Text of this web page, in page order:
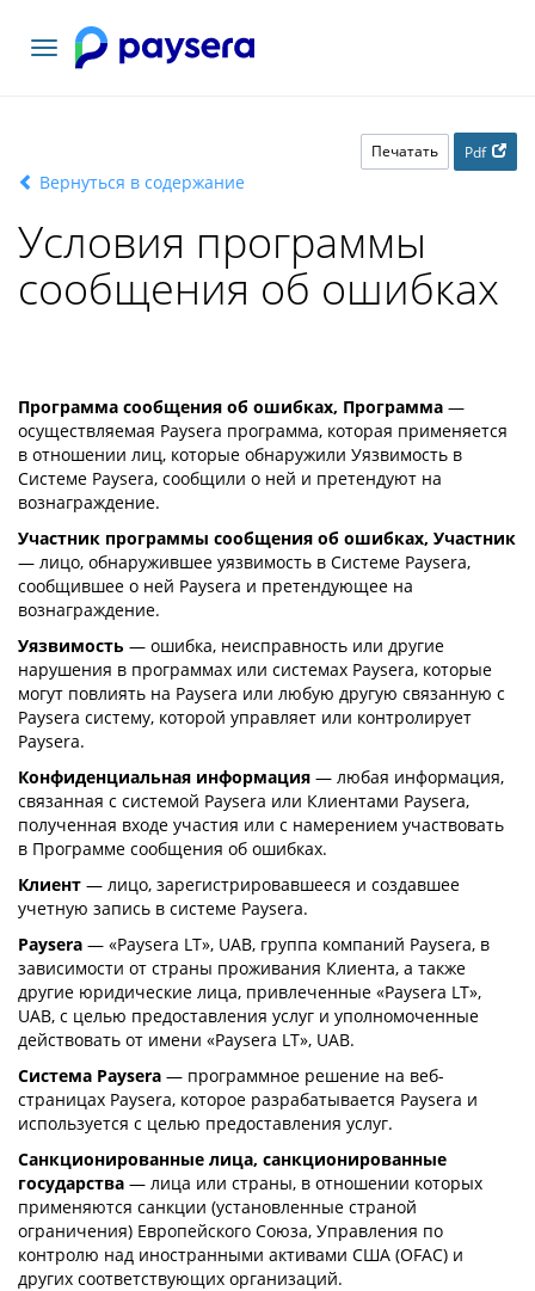
Toggle
navigation
Печатать Pdf
Вернуться в содержание
Условия программы
сообщения об ошибках
Программа сообщения об ошибках, Программа —
осуществляемая Paysera программа, которая применяется
в отношении лиц, которые обнаружили Уязвимость в
Cистеме Paysera, сообщили о ней и претендуют на
вознаграждение.
Участник программы сообщения об ошибках, Участник
— лицо, обнаружившее уязвимость в Системе Paysera,
сообщившее о ней Paysera и претендующее на
вознаграждение.
Уязвимость — ошибка, неисправность или другие
нарушения в программах или системах Paysera, которые
могут повлиять на Paysera или любую другую связанную с
Paysera систему, которой управляет или контролирует
Paysera.
Конфиденциальная информация — любая информация,
связанная с системой Paysera или Клиентами Paysera,
полученная входе участия или с намерением участвовать
в Программе сообщения об ошибках.
Клиент — лицо, зарегистрировавшееся и создавшее
учетную запись в системе Paysera.
Paysera — «Paysera LT», UAB, группа компаний Paysera, в
зависимости от страны проживания Клиента, а также
другие юридические лица, привлеченные «Paysera LT»,
UAB, с целью предоставления услуг и уполномоченные
действовать от имени «Paysera LT», UAB.
Система Paysera — программное решение на веб-
страницах Paysera, которое разрабатывается Paysera и
используется с целью предоставления услуг.
Санкционированные лица, санкционированные
государства — лица или страны, в отношении которых
применяются санкции (установленные страной
ограничения) Европейского Союза, Управления по
контролю над иностранными активами США (OFAC) и
других соответствующих организаций.